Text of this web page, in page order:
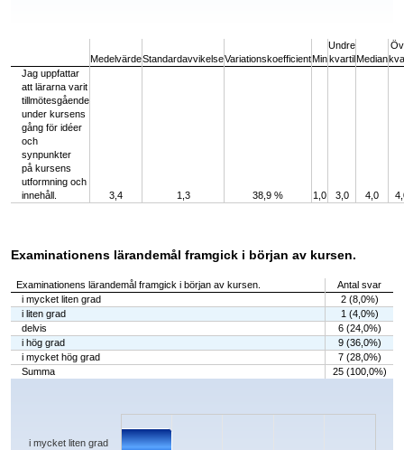
MedelvärdeStandardavvikelseVariationskoefficientMin
Undre
kvartilMedian
Jag uppfattar
att lärarna varit
tillmötesgående
under kursens
gång för idéer
och
synpunkter
på kursens
utformning och
innehåll.
3,4 1,3 38,9 % 1,0 3,0 4,0
Examinationens lärandemål framgick i början av kursen.
Examinationens lärandemål framgick i början av kursen.
Antal svar
i mycket liten grad
2 (8,0%)
i liten grad
1 (4,0%)
delvis
6 (24,0%)
i hög grad
9 (36,0%)
i mycket hög grad
7 (28,0%)
Summa
25 (100,0%)
Chart
The chart has 1 X axis displaying categories.
The chart has 1 Y axis displaying values. Data ranges from 1 to 9.
i mycket liten grad